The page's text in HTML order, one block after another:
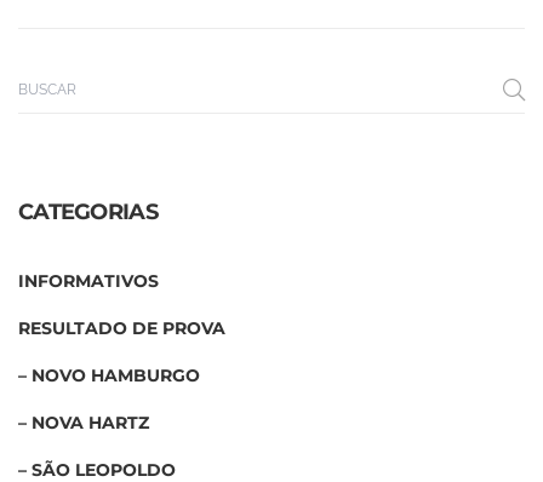
CATEGORIAS
INFORMATIVOS
RESULTADO DE PROVA
– NOVO HAMBURGO
– NOVA HARTZ
– SÃO LEOPOLDO